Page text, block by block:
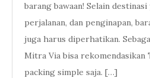
barang bawaan! Selain
perjalanan, dan penginapan,
juga harus diperhatikan.
Mitra Via bisa rekomendasikan
packing simple saja. […]